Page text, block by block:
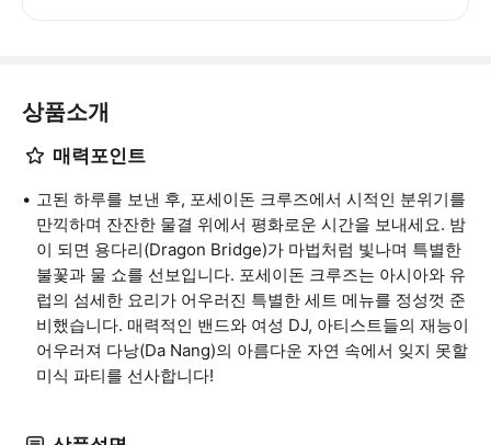
상품소개
매력포인트
고된 하루를 보낸 후, 포세이돈 크루즈에서 시적인 분위기를
만끽하며 잔잔한 물결 위에서 평화로운 시간을 보내세요. 밤
이 되면 용다리(Dragon Bridge)가 마법처럼 빛나며 특별한
불꽃과 물 쇼를 선보입니다. 포세이돈 크루즈는 아시아와 유
럽의 섬세한 요리가 어우러진 특별한 세트 메뉴를 정성껏 준
비했습니다. 매력적인 밴드와 여성 DJ, 아티스트들의 재능이
어우러져 다낭(Da Nang)의 아름다운 자연 속에서 잊지 못할
미식 파티를 선사합니다!